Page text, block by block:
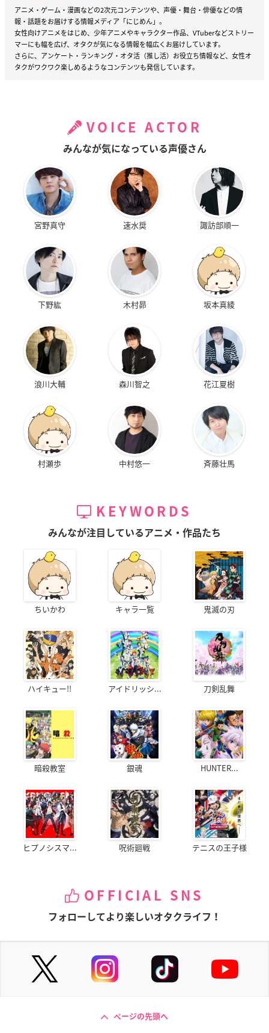
アニメ・ゲーム・漫画などの2次元コンテンツや、声優・舞台・俳優などの情
報・話題をお届けする情報メディア「にじめん」。
女性向けアニメをはじめ、少年アニメやキャラクター作品、VTuberなどストリー
マーにも幅を広げ、オタクが気になる情報を幅広くお届けしています。
さらに、アンケート・ランキング・オタ活（推し活）お役立ち情報など、女性オ
タクがワクワク楽しめるようなコンテンツも発信しています。
VOICE ACTOR
みんなが気になっている声優さん
宮野真守 速水奨 諏訪部順一
下野紘 木村昴 坂本真綾
浪川大輔 森川智之 花江夏樹
村瀬歩 中村悠一 斉藤壮馬
KEYWORDS
みんなが注目しているアニメ・作品たち
ちいかわ キャラ一覧 鬼滅の刃
ハイキュー!! アイドリッシ... 刀剣乱舞
暗殺教室 銀魂 HUNTER...
ヒプノシスマ... 呪術廻戦 テニスの王子様
OFFICIAL SNS
フォローしてより楽しいオタクライフ！
ページの先頭へ